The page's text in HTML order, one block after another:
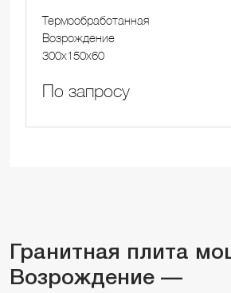
Термообработанная
Возрождение
300x150x60
По запросу
Гранитная плита
Возрождение —